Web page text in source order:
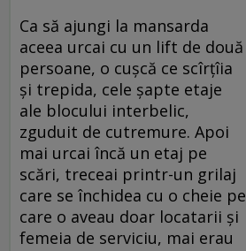
Ca să ajungi la mansarda
aceea urcai cu un lift de două
persoane, o cuşcă ce scîrţîia
şi trepida, cele şapte etaje
ale blocului interbelic,
zguduit de cutremure. Apoi
mai urcai încă un etaj pe
scări, treceai printr-un grilaj
care se închidea cu o cheie pe
care o aveau doar locatarii şi
femeia de serviciu, mai erau